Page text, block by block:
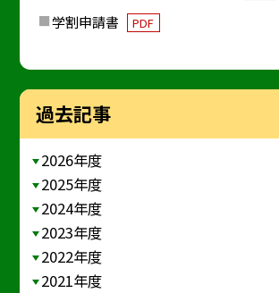
学割申請書 PDF
過去記事
2026年度
2025年度
2024年度
2023年度
2022年度
2021年度